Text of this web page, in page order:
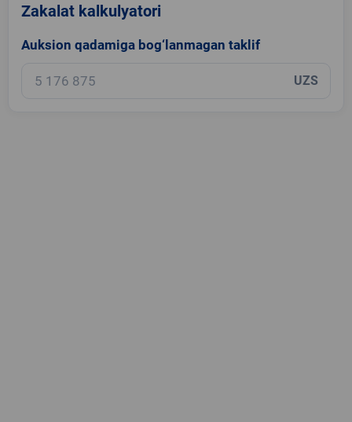
Zakalat kalkulyatori
Auksion qadamiga bog‘lanmagan taklif
UZS